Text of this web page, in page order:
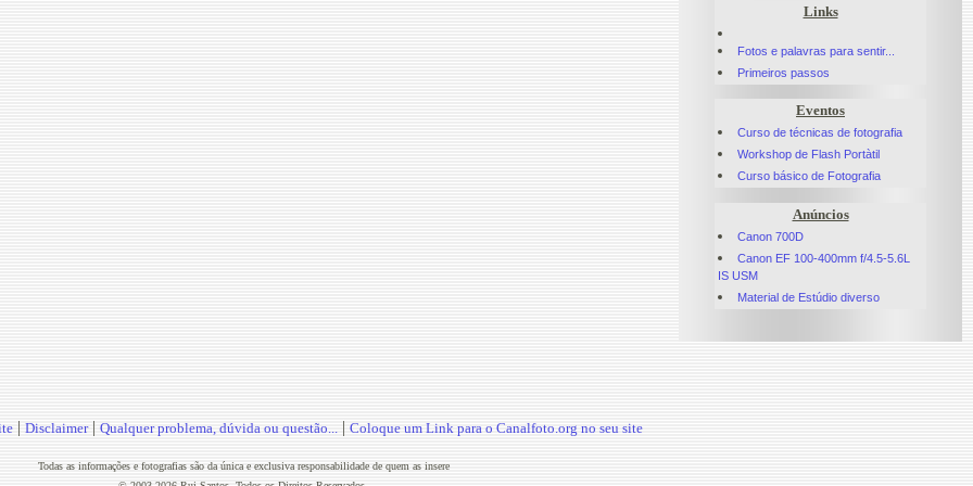
Links
Fotos e palavras para sentir...
Primeiros passos
Eventos
Curso de técnicas de fotografia
Workshop de Flash Portàtil
Curso básico de Fotografia
Anúncios
Canon 700D
Canon EF 100-400mm f/4.5-5.6L
IS USM
Material de Estúdio diverso
| Disclaimer| Qualquer problema, dúvida ou questão... | Coloque um Link para o Canalfoto.org no seu site
Todas as informações e fotografias são da única e exclusiva responsabilidade de quem as insere